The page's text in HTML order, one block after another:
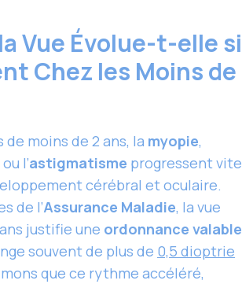
Vue Évolue-t-elle si
Chez les Moins de
moins de 2 ans, la myopie,
ou l’astigmatisme progressent vite
cérébral et oculaire.
de l’Assurance Maladie, la vue
justifie une ordonnance valable
souvent de plus de 0,5 dioptrie
que ce rythme accéléré,